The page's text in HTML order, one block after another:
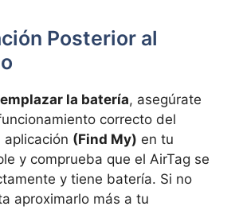
Posterior al
la batería, asegúrate
correcto del
aplicación (Find My) en tu
y comprueba que el AirTag se
y tiene batería. Si no
aproximarlo más a tu